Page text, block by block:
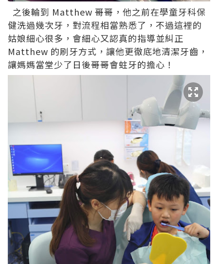
之後輪到 Matthew 哥哥，他之前在學童牙科保
健洗過幾次牙，對流程相當熟悉了，不過這裡的
姑娘細心很多，會細心又認真的指導並糾正
Matthew 的刷牙方式，讓他更徹底地清潔牙齒，
讓媽媽當堂少了日後哥哥會蛀牙的擔心！